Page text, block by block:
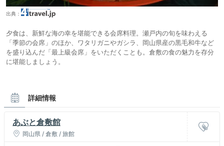
出典：
夕食は、新鮮な海の幸を堪能できる会席料理。瀬戸内の旬を味わえる
「季節の会席」のほか、ワタリガニやガシラ、岡山県産の黒毛和牛など
を盛り込んだ「最上級会席」をいただくことも。倉敷の食の魅力を存分
に堪能しましょう。
詳細情報
あぶと倉敷館
岡山県 / 倉敷 / 旅館